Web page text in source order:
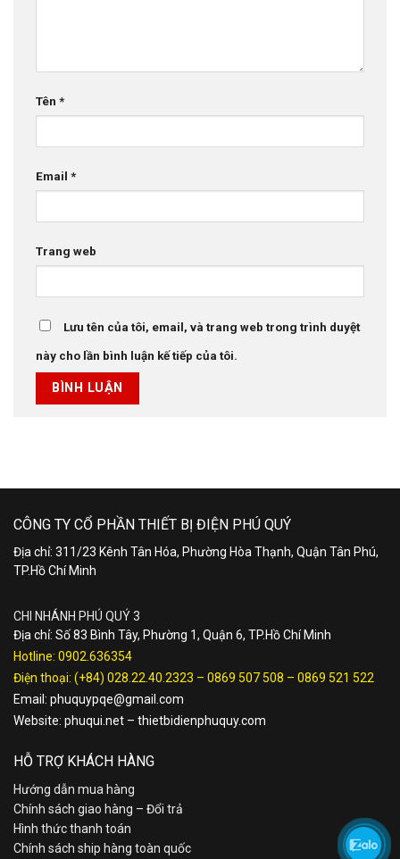
Tên *
Email *
Trang web
Lưu tên của tôi, email, và trang web trong trình duyệt
này cho lần bình luận kế tiếp của tôi.
CÔNG TY CỔ PHẦN THIẾT BỊ ĐIỆN PHÚ QUÝ
Địa chỉ: 311/23 Kênh Tân Hóa, Phường Hòa Thạnh, Quận Tân Phú,
TP.Hồ Chí Minh
CHI NHÁNH PHÚ QUÝ 3
Địa chỉ: Số 83 Bình Tây, Phường 1, Quận 6, TP.Hồ Chí Minh
Hotline: 0902.636354
Điện thoại: (+84) 028.22.40.2323 – 0869 507 508 – 0869 521 522
Email: phuquypqe@gmail.com
Website: phuqui.net – thietbidienphuquy.com
HỖ TRỢ KHÁCH HÀNG
Hướng dẫn mua hàng
Chính sách giao hàng – Đổi trả
Hình thức thanh toán
Chính sách ship hàng toàn quốc